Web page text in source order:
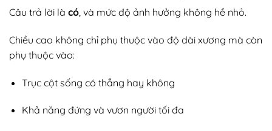
Câu trả lời là có , và mức độ ảnh hưởng không hề nhỏ.
Chiều cao không chỉ phụ thuộc vào độ dài xương mà còn
phụ thuộc vào:
Trục cột sống có thẳng hay không
Khả năng đứng và vươn người tối đa